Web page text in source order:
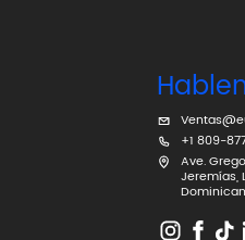
+1 809-
Ave.
Jeremías,